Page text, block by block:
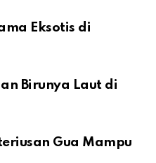
Eksotis di
Birunya Laut di
Gua Mampu